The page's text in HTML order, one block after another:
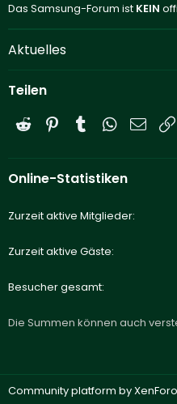
Das Samsung-Forum ist KEIN
Aktuelles
Teilen
Reddit PinterestTumblrWhatsApp
E-Mail
Online-Statistiken
Zurzeit aktive Mitglieder
Zurzeit aktive Gäste
Besucher gesamt
Die Summen können auch
Community platform by XenForo